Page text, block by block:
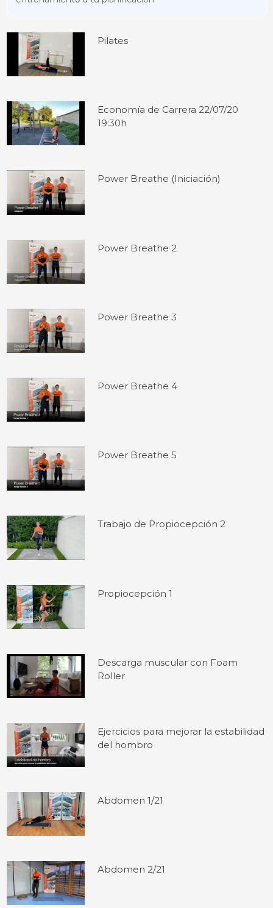
Pilates
Economía de Carrera 22/07/20
19:30h
Power Breathe (Iniciación)
Power Breathe 2
Power Breathe 3
Power Breathe 4
Power Breathe 5
Trabajo de Propiocepción 2
Propiocepción 1
Descarga muscular con Foam
Roller
Ejercicios para mejorar la estabilidad
del hombro
Abdomen 1/21
Abdomen 2/21